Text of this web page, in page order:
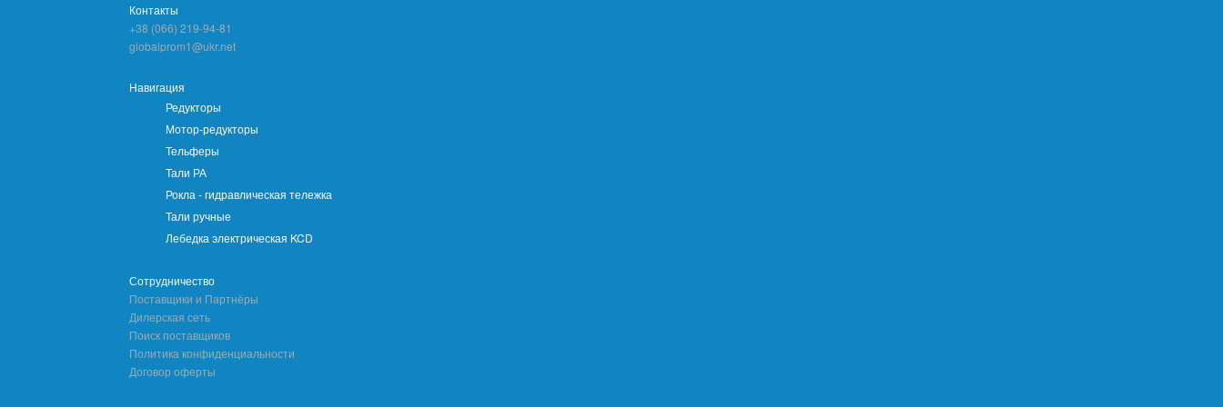
Контакты
+38 (066) 219-94-81
globalprom1@ukr.net
Навигация
Редукторы
Мотор-редукторы
Тельферы
Тали РА
Рокла - гидравлическая тележка
Тали ручные
Лебедка электрическая KCD
Сотрудничество
Поставщики и Партнёры
Дилерская сеть
Поиск поставщиков
Политика конфиденциальности
Договор оферты